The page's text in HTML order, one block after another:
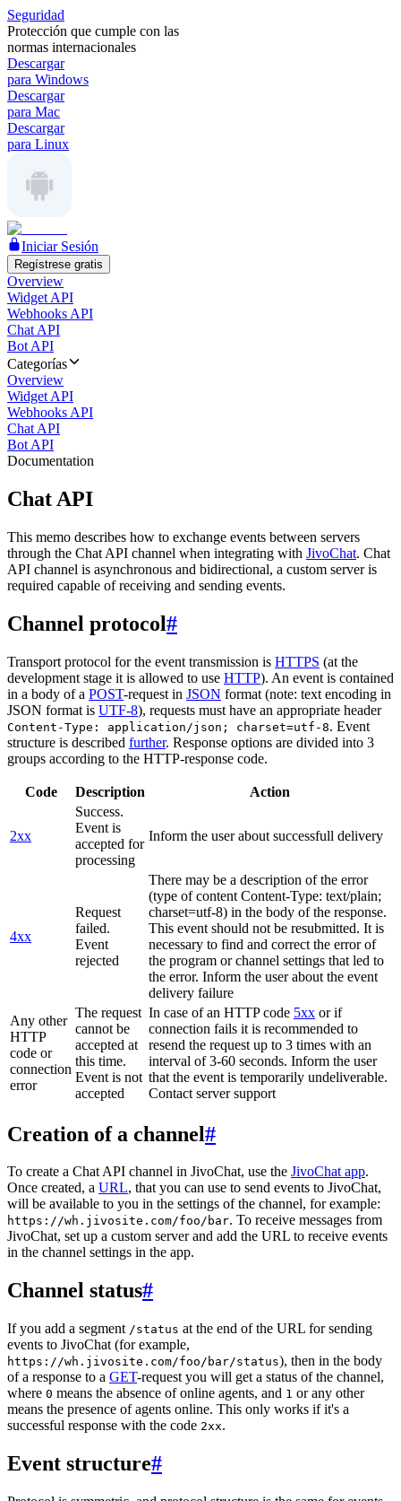
Seguridad
Protección que cumple con las
normas internacionales
Descargar
para Windows
Descargar
para Mac
Descargar
para Linux
Iniciar Sesión
Regístrese gratis
Overview
Widget API
Webhooks API
Chat API
Bot API
Categorías
Overview
Widget API
Webhooks API
Chat API
Bot API
Documentation
Chat API
This memo describes how to exchange events between servers
through the Chat API channel when integrating with JivoChat. Chat
API channel is asynchronous and bidirectional, a custom server is
required capable of receiving and sending events.
Channel protocol#
Transport protocol for the event transmission is HTTPS (at the
development stage it is allowed to use HTTP). An event is contained
in a body of a POST-request in JSON format (note: text encoding in
JSON format is UTF-8), requests must have an appropriate header
Content-Type: application/json; charset=utf-8. Event
structure is described further. Response options are divided into 3
groups according to the HTTP-response code.
Code Description Action
2xx
Success.
Event is
accepted for
processing
Inform the user about successfull delivery
4xx
Request
failed.
Event
rejected
There may be a description of the error
(type of content Content-Type: text/plain;
charset=utf-8) in the body of the response.
This event should not be resubmitted. It is
necessary to find and correct the error of
the program or channel settings that led to
the error. Inform the user about the event
delivery failure
Any other
HTTP
code or
connection
error
The request
cannot be
accepted at
this time.
Event is not
accepted
In case of an HTTP code 5xx or if
connection fails it is recommended to
resend the request up to 3 times with an
interval of 3-60 seconds. Inform the user
that the event is temporarily undeliverable.
Contact server support
Creation of a channel#
To create a Chat API channel in JivoChat, use the JivoChat app.
Once created, a URL, that you can use to send events to JivoChat,
will be available to you in the settings of the channel, for example:
https://wh.jivosite.com/foo/bar. To receive messages from
JivoChat, set up a custom server and add the URL to receive events
in the channel settings in the app.
Channel status#
If you add a segment /status at the end of the URL for sending
events to JivoChat (for example,
https://wh.jivosite.com/foo/bar/status), then in the body
of a response to a GET-request you will get a status of the channel,
where 0 means the absence of online agents, and 1 or any other
means the presence of agents online. This only works if it's a
successful response with the code 2xx.
Event structure#